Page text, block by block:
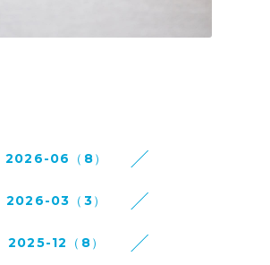
2026-06（8）
2026-03（3）
2025-12（8）